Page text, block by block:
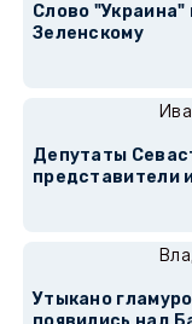
Слово
Зеленскому
Депутаты
представители
Утыкано